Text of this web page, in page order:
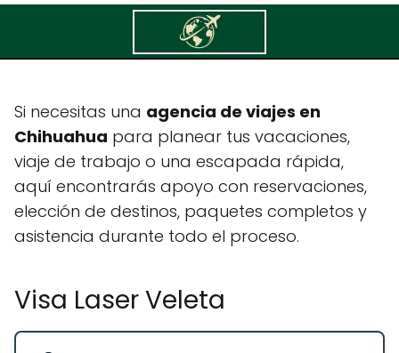
Visa Laser Veleta
Si necesitas una agencia de viajes en
Chihuahua para planear tus vacaciones,
viaje de trabajo o una escapada rápida,
aquí encontrarás apoyo con reservaciones,
elección de destinos, paquetes completos y
asistencia durante todo el proceso.
Visa Laser Veleta